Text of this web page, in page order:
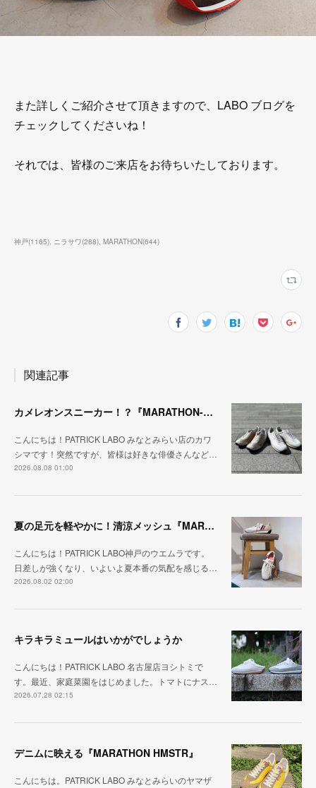
また詳しくご紹介させて頂きますので、LABO ブログを
チェックしてくださいね！
それでは、皆様のご来店をお待ちいたしております。
神戸(1165) ニラサワ(288) MARATHON(644)
関連記事
カメレオンスニーカー！？『MARATHON-NTRAL』『STADIUM-NTRAL』
こんにちは！PATRICK LABO みなとみらい店のカワ
シマです！突然ですが、皆様は好きな俳優さんなど…
2026.08.08 01:00
夏の足元を軽やかに！清涼メッシュ『MARATHON-ME2』
こんにちは！PATRICK LABO神戸のウエムラです。
日差しが強くなり、いよいよ夏本番の気配を感じる…
2026.08.02 02:00
キラキラミュールはいかがでしょうか
こんにちは！PATRICK LABO 名古屋店ヨシトミで
す。最近、家庭菜園をはじめました。トマトにナス…
2026.07.28 02:15
デニムに映える『MARATHON HMSTR』
こんにちは。PATRICK LABO みなとみらいのヤマザ